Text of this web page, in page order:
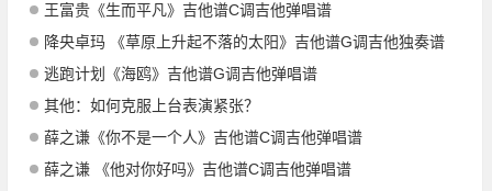
王富贵《生而平凡》吉他谱C调吉他弹唱谱
降央卓玛 《草原上升起不落的太阳》吉他谱G调吉他独奏谱
逃跑计划《海鸥》吉他谱G调吉他弹唱谱
其他：如何克服上台表演紧张？
薛之谦《你不是一个人》吉他谱C调吉他弹唱谱
薛之谦 《他对你好吗》吉他谱C调吉他弹唱谱